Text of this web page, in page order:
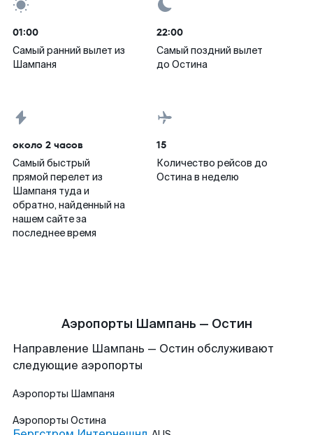
01:00
Самый ранний вылет из
Шампаня
22:00
Самый поздний вылет
до Остина
около 2 часов
Самый быстрый
прямой перелет из
Шампаня туда и
обратно, найденный на
нашем сайте за
последнее время
15
Количество рейсов до
Остина в неделю
Аэропорты Шампань — Остин
Направление Шампань — Остин обслуживают
следующие аэропорты
Аэропорты Шампаня
Аэропорты Остина